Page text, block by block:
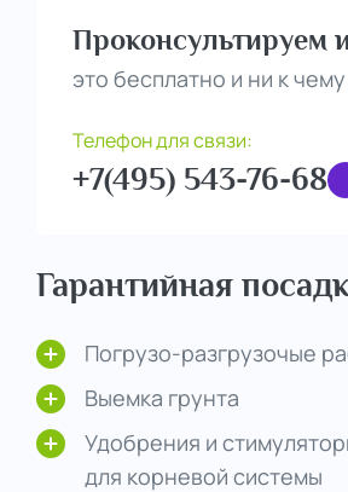
Проконсультируем
это бесплатно и ни к
Телефон для связи:
+7(495) 543-76-68
Гарантийная
Погрузо-разгрузочые
Выемка грунта
Удобрения и
для корневой системы